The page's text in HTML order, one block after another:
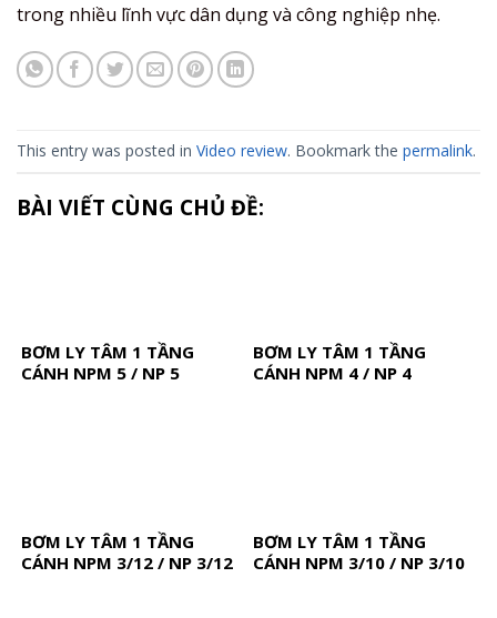
trong nhiều lĩnh vực dân dụng và công nghiệp nhẹ.
This entry was posted in Video review. Bookmark the permalink.
BÀI VIẾT CÙNG CHỦ ĐỀ:
BƠM LY TÂM 1 TẦNG
CÁNH NPM 5 / NP 5
BƠM LY TÂM 1 TẦNG
CÁNH NPM 4 / NP 4
BƠM LY TÂM 1 TẦNG
CÁNH NPM 3/12 / NP 3/12
BƠM LY TÂM 1 TẦNG
CÁNH NPM 3/10 / NP 3/10